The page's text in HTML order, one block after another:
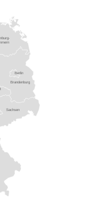
Brandenburg
Sachsen
Berlin